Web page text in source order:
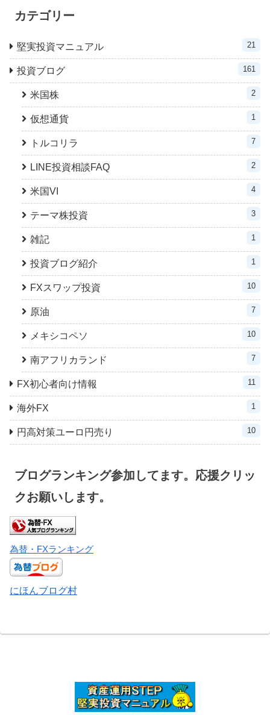
カテゴリー
堅実投資マニュアル 21
投資ブログ 161
米国株 2
仮想通貨 1
トルコリラ 7
LINE投資相談FAQ 2
米国VI 4
テーマ株投資 3
雑記 1
投資ブログ紹介 1
FXスワップ投資 10
原油 7
メキシコペソ 10
南アフリカランド 7
FX初心者向け情報 11
海外FX 1
円高対策ユーロ円売り 10
ブログランキング参加してます。応援クリッ
クお願いします。
為替・FXランキング
にほんブログ村